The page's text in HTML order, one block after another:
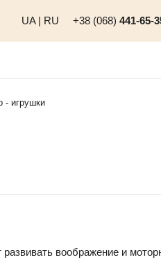
UA| RU +38 (068) 441-65-
- игрушки
развивать воображение и